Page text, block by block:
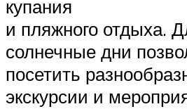
купания
и пляжного отдыха.
солнечные дни
посетить
экскурсии и